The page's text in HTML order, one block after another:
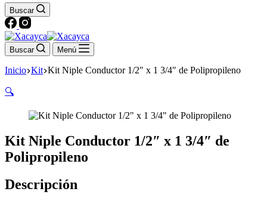
Buscar
Buscar Menú
Inicio Kit Kit Niple Conductor 1/2″ x 1 3/4″ de Polipropileno
🔍
Kit Niple Conductor 1/2″ x 1 3/4″ de
Polipropileno
Descripción